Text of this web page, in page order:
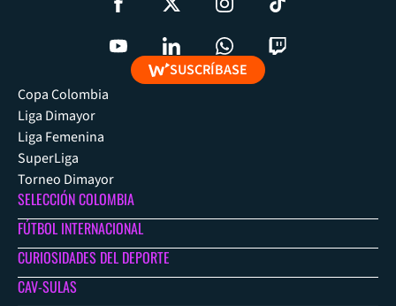
SUSCRÍBASE
Copa Colombia
Liga Dimayor
Liga Femenina
SuperLiga
Torneo Dimayor
SELECCIÓN COLOMBIA
FÚTBOL INTERNACIONAL
CURIOSIDADES DEL DEPORTE
CAV-SULAS